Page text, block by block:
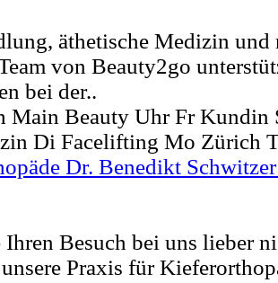
äthetische Medizin und
von Beauty2go
bei der..
Main Beauty Uhr Fr Kundin
Di Facelifting Mo Zürich
Dr. Benedikt Schwitzer
Ihren Besuch bei uns lieber
Praxis für